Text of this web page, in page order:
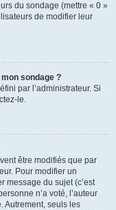
du sondage (mettre « 0 »
de modifier leur
sondage ?
par l’administrateur. Si
le.
être modifiés que par
Pour modifier un
message du sujet (c’est
n’a voté, l’auteur
Autrement, seuls les